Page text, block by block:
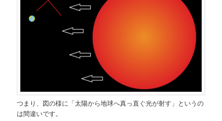
つまり、図の様に「太陽から地球へ真っ直ぐ光が射す」というの
は間違いです。